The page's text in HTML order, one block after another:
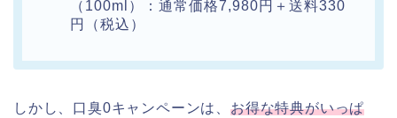
（100ml）：通常価格7,980円＋送料330
円（税込）
しかし、口臭0キャンペーンは、 お得な特典がいっぱ